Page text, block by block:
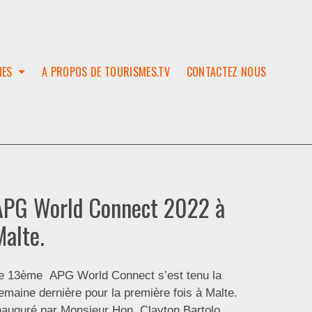
A PROPOS DE TOURISMES.TV CONTACTEZ NOUS
World Connect 2022 à
13ème APG World Connect s’est tenu la
dernière pour la première fois à Malte.